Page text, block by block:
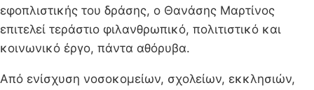
εφοπλιστικής του δράσης, ο Θανάσης Μαρτίνος
επιτελεί τεράστιο φιλανθρωπικό, πολιτιστικό και
κοινωνικό έργο, πάντα αθόρυβα.
Από ενίσχυση νοσοκομείων, σχολείων, εκκλησιών,